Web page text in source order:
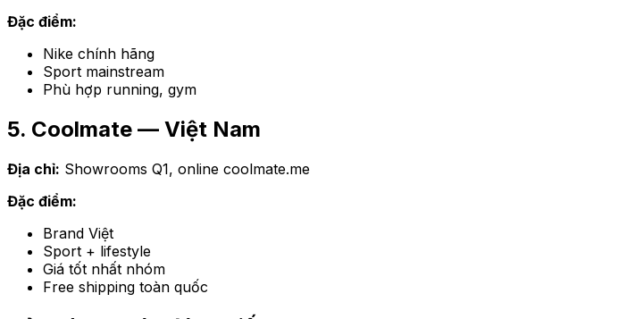
Đặc điểm:
Nike chính hãng
Sport mainstream
Phù hợp running, gym
5. Coolmate — Việt Nam
Địa chỉ: Showrooms Q1, online coolmate.me
Đặc điểm:
Brand Việt
Sport + lifestyle
Giá tốt nhất nhóm
Free shipping toàn quốc